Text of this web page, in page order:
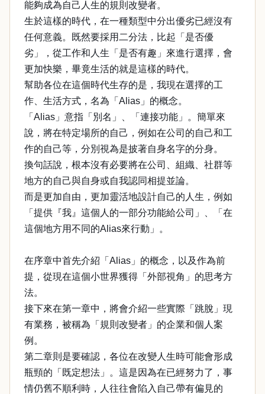
能夠成為自己人生的規則改變者。
生於這樣的時代，在一種類型中分出優劣已經沒有
任何意義。既然要採用二分法，比起「是否優
劣」，從工作和人生「是否有趣」來進行選擇，會
更加快樂，畢竟生活的就是這樣的時代。
幫助各位在這個時代生存的是，我現在選擇的工
作、生活方式，名為「Alias」的概念。
「Alias」意指「別名」、「連接功能」。簡單來
說，將在特定場所的自己，例如在公司的自己和工
作的自己等，分別視為是披著自身名字的分身。
換句話說，根本沒有必要將在公司、組織、社群等
地方的自己與自身或自我認同相提並論。
而是更加自由，更加靈活地設計自己的人生，例如
「提供『我』這個人的一部分功能給公司」、「在
這個地方用不同的Alias來行動」。
在序章中首先介紹「Alias」的概念，以及作為前
提，從現在這個小世界獲得「外部視角」的思考方
法。
接下來在第一章中，將會介紹一些實際「跳脫」現
有業務，被稱為「規則改變者」的企業和個人案
例。
第二章則是要確認，各位在改變人生時可能會形成
瓶頸的「既定想法」。這是因為在已經努力了，事
情仍舊不順利時，人往往會陷入自己帶有偏見的